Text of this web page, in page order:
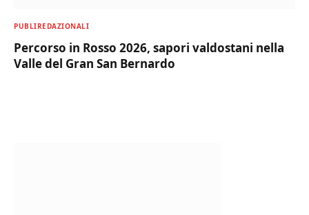
PUBLIREDAZIONALI
Percorso in Rosso 2026, sapori valdostani nella
Valle del Gran San Bernardo